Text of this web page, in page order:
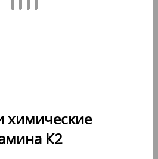
химические
К2